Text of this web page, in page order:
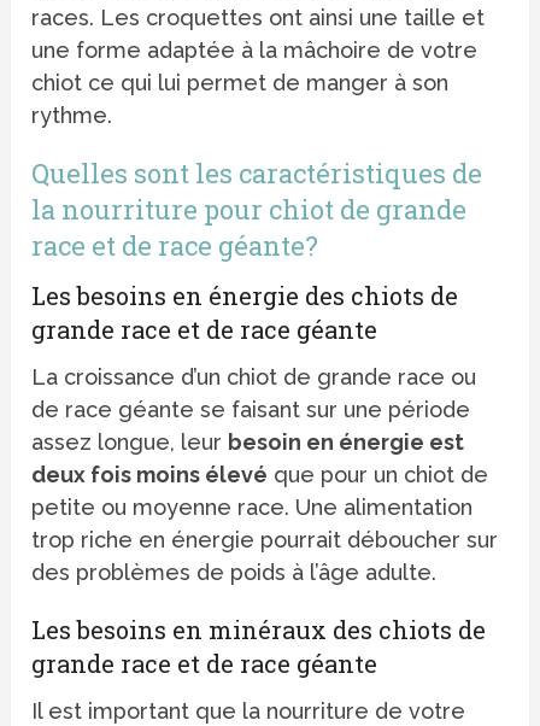
races. Les croquettes ont ainsi une taille et
une forme adaptée à la mâchoire de votre
chiot ce qui lui permet de manger à son
rythme.
Quelles sont les caractéristiques de
la nourriture pour chiot de grande
race et de race géante?
Les besoins en énergie des chiots de
grande race et de race géante
La croissance d’un chiot de grande race ou
de race géante se faisant sur une période
assez longue, leur besoin en énergie est
deux fois moins élevé que pour un chiot de
petite ou moyenne race. Une alimentation
trop riche en énergie pourrait déboucher sur
des problèmes de poids à l’âge adulte.
Les besoins en minéraux des chiots de
grande race et de race géante
Il est important que la nourriture de votre